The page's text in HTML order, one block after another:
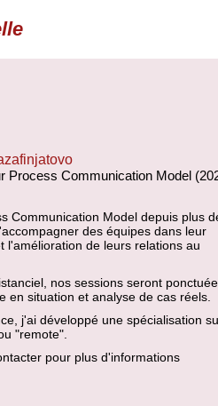
Process Communication Model
Communication Model depuis plus
des équipes dans leur
l'amélioration de leurs relations au
nos sessions seront
en situation et analyse de cas réels.
j'ai développé une spécialisation
"remote".
pour plus d'informations